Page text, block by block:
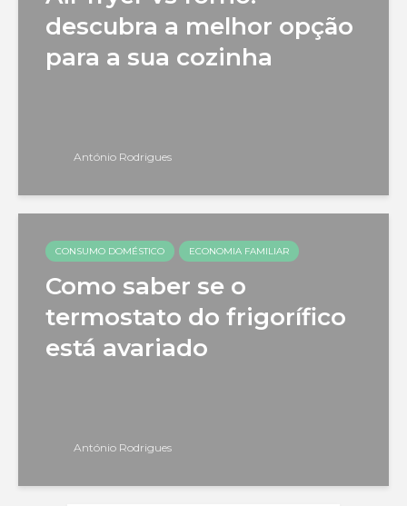
descubra a melhor opção
para a sua cozinha
António Rodrigues
CONSUMO DOMÉSTICO ECONOMIA FAMILIAR
Como saber se o
termostato do frigorífico
está avariado
António Rodrigues